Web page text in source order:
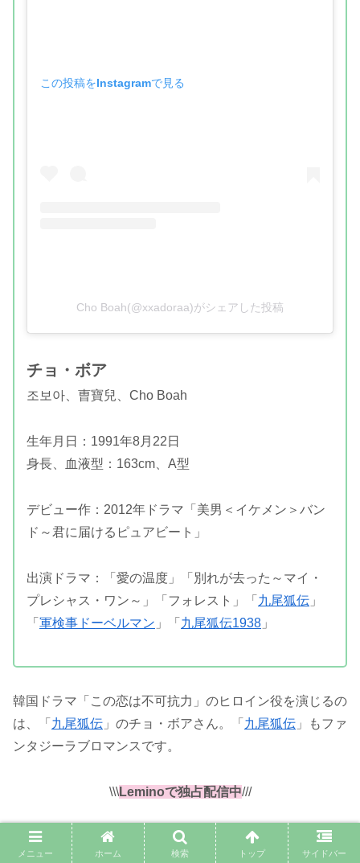
この投稿をInstagramで見る
Cho Boah(@xxadoraa)がシェアした投稿
チョ・ボア
조보아、曺寶兒、Cho Boah
生年月日：1991年8月22日
身長、血液型：163cm、A型
デビュー作：2012年ドラマ「美男＜イケメン＞バン
ド～君に届けるピュアビート」
出演ドラマ：「愛の温度」「別れが去った～マイ・
プレシャス・ワン～」「フォレスト」「 九尾狐伝 」
「 軍検事ドーベルマン 」「 九尾狐伝1938 」
韓国ドラマ「この恋は不可抗力」のヒロイン役を演じるの
は、「 九尾狐伝 」のチョ・ボアさん。「 九尾狐伝 」もファ
ンタジーラブロマンスです。
\\\Leminoで独占配信中///
九尾狐伝（クミホ伝）のキャスト・カメオ出演
メニュー ホーム 検索 トップ サイドバー